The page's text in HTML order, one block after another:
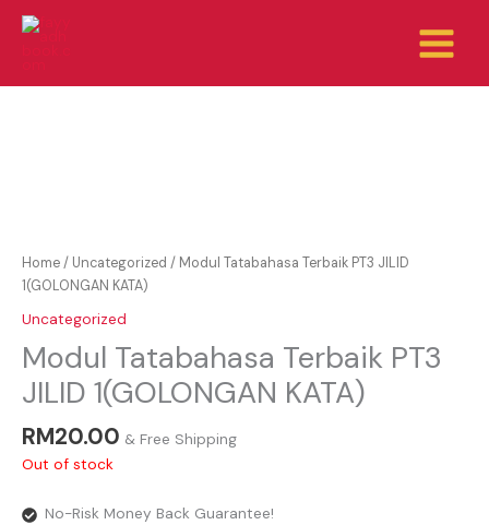
Home/ Uncategorized / Modul Tatabahasa Terbaik PT3 JILID
1(GOLONGAN KATA)
Uncategorized
Modul Tatabahasa Terbaik PT3
JILID 1(GOLONGAN KATA)
RM20.00 & Free Shipping
Out of stock
No-Risk Money Back Guarantee!